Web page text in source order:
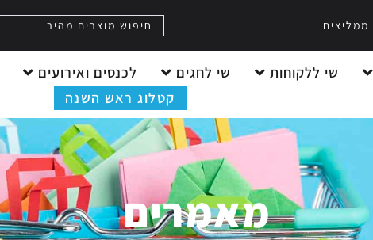
ממליצים
שי ללקוחות שי לחגים לכנסים ואירועים
קטלוג ראש השנה
מאמרים